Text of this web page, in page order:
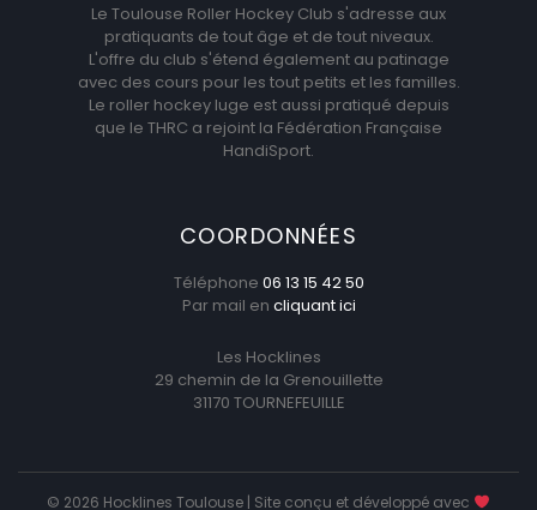
Le Toulouse Roller Hockey Club s'adresse aux
pratiquants de tout âge et de tout niveaux.
L'offre du club s'étend également au patinage
avec des cours pour les tout petits et les familles.
Le roller hockey luge est aussi pratiqué depuis
que le THRC a rejoint la Fédération Française
HandiSport.
COORDONNÉES
Téléphone 06 13 15 42 50
Par mail en cliquant ici
Les Hocklines
29 chemin de la Grenouillette
31170 TOURNEFEUILLE
© 2026 Hocklines Toulouse | Site conçu et développé avec